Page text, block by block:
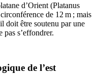
d’Orient (Platanus
de 12 m ; mais
doit être soutenu par une
s’effondrer.
de l’est